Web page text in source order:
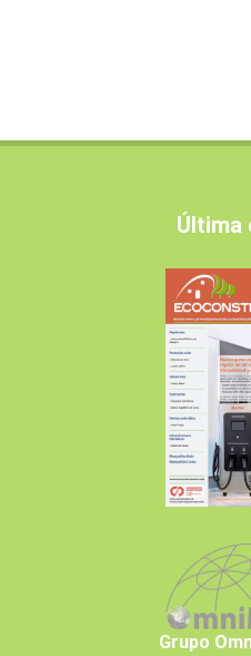
Última
Grupo